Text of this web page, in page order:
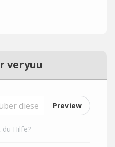
veryuu
Preview
du Hilfe?